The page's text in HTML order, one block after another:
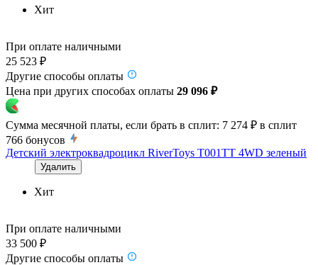
Хит
При оплате наличными
25 523 ₽
Другие способы оплаты
Цена при других способах оплаты 29 096 ₽
Сумма месячной платы, если брать в сплит: 7 274 ₽ в сплит
766 бонусов
Детский электроквадроцикл RiverToys T001TT 4WD зеленый
Удалить
Хит
При оплате наличными
33 500 ₽
Другие способы оплаты